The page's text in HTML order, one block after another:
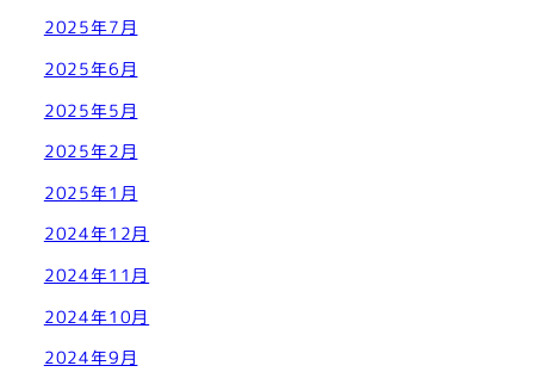
2025年7月
2025年6月
2025年5月
2025年2月
2025年1月
2024年12月
2024年11月
2024年10月
2024年9月